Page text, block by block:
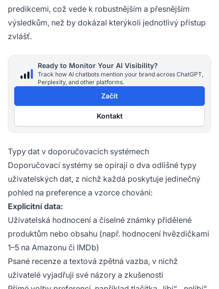
predikcemi, což vede k robustnějším a přesnějším
výsledkům, než by dokázal kterýkoli jednotlivý přístup
zvlášť.
Ready to Monitor Your AI Visibility?
Track how AI chatbots mention your brand across ChatGPT,
Perplexity, and other platforms.
Začít
Kontakt
Typy dat v doporučovacích systémech
Doporučovací systémy se opírají o dva odlišné typy
uživatelských dat, z nichž každá poskytuje jedinečný
pohled na preference a vzorce chování:
Explicitní data:
Uživatelská hodnocení a číselné známky přidělené
produktům nebo obsahu (např. hodnocení hvězdičkami
1–5 na Amazonu či IMDb)
Psané recenze a textová zpětná vazba, v nichž
uživatelé vyjadřují své názory a zkušenosti